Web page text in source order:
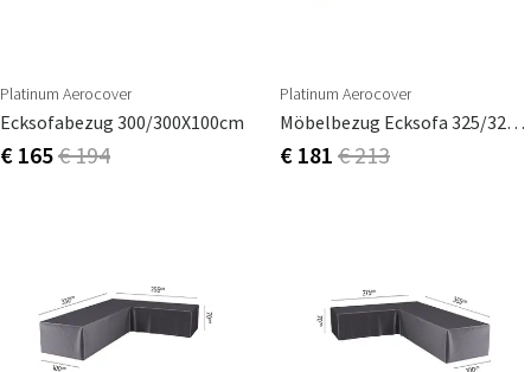
Platinum Aerocover
Ecksofabezug 300/300X100cm
€ 165€ 194
Platinum Aerocover
Möbelbezug Ecksofa 325/325X100cm
€ 181 € 213